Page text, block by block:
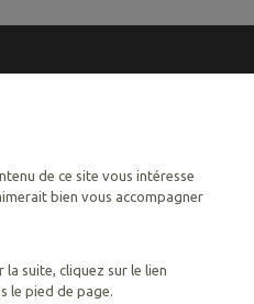
CEDEX
SCOLAIRE SAINT